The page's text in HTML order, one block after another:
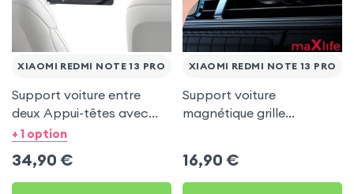
XIAOMI REDMI NOTE 13 PRO
Support voiture entre
deux Appui-têtes avec
Tête rotative à 360° pour
+ 1 option
34,90 €
XIAOMI REDMI NOTE 13 PRO
Support voiture
magnétique grille
16,90 €